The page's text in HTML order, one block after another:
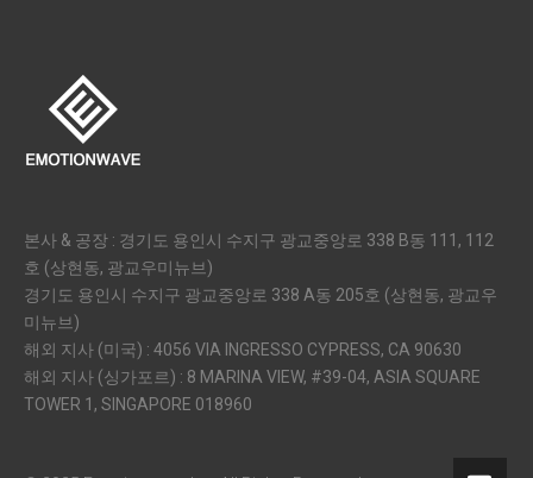
본사 & 공장 : 경기도 용인시 수지구 광교중앙로 338 B동 111, 112
호 (상현동, 광교우미뉴브)
경기도 용인시 수지구 광교중앙로 338 A동 205호 (상현동, 광교우
미뉴브)
해외 지사 (미국) : 4056 VIA INGRESSO CYPRESS, CA 90630
해외 지사 (싱가포르) : 8 MARINA VIEW, #39-04, ASIA SQUARE
TOWER 1, SINGAPORE 018960